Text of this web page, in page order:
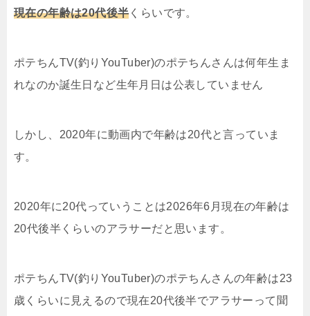
現在の年齢は20代後半 くらいです。
ポテちんTV(釣りYouTuber)のポテちんさんは何年生ま
れなのか誕生日など生年月日は公表していません
しかし、2020年に動画内で年齢は20代と言っていま
す。
2020年に20代っていうことは2026年6月現在の年齢は
20代後半くらいのアラサーだと思います。
ポテちんTV(釣りYouTuber)のポテちんさんの年齢は23
歳くらいに見えるので現在20代後半でアラサーって聞